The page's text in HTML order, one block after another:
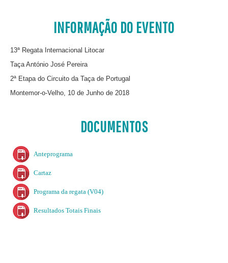
INFORMAÇÃO DO EVENTO
13ª Regata Internacional Litocar
Taça António José Pereira
2ª Etapa do Circuito da Taça de Portugal
Montemor-o-Velho, 10 de Junho de 2018
DOCUMENTOS
Anteprograma
Cartaz
Programa da regata (V04)
Resultados Totais Finais